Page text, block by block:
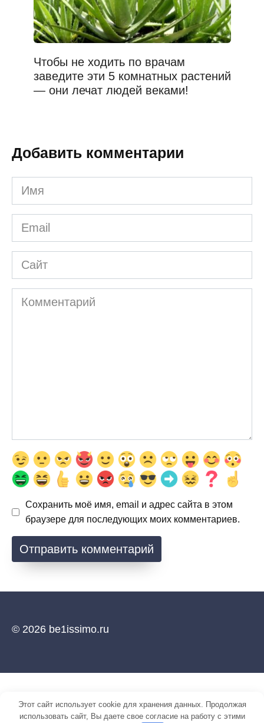
Чтобы не ходить по врачам
заведите эти 5 комнатных растений
— они лечат людей веками!
Добавить комментарии
Имя
*
Email
*
Сайт
Комментарий
Сохранить моё имя, email и адрес сайта в этом
браузере для последующих моих комментариев.
© 2026 be1issimo.ru
Этот сайт использует cookie для хранения данных. Продолжая
использовать сайт, Вы даете свое согласие на работу с этими